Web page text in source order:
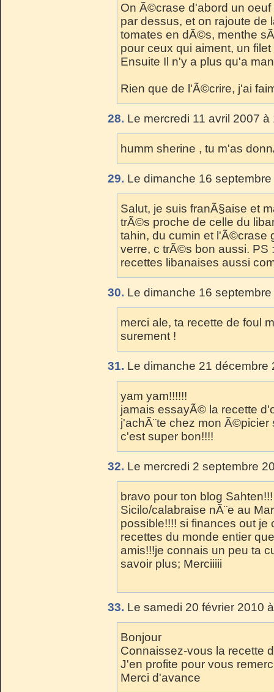
On Ã©crase d'abord un
par dessus, et on rajoute de
tomates en dÃ©s, menthe
pour ceux qui aiment, un
Ensuite Il n'y a plus qu'a
Rien que de l'Ã©crire, j'ai
28. Le mercredi 11 avril 2007
humm sherine , tu m'as
29. Le dimanche 16
Salut, je suis franÃ§aise et
trÃ©s proche de celle du
tahin, du cumin et l'Ã©crase
verre, c trÃ©s bon aussi. PS
recettes libanaises aussi
30. Le dimanche 16
merci ale, ta recette de foul
surement !
31. Le dimanche 21
yam yam!!!!!!
jamais essayÃ© la recette
j'achÃ¨te chez mon Ã©picier
c'est super bon!!!!
32. Le mercredi 2 septembre
bravo pour ton blog
Sicilo/calabraise nÃ¨e au
possible!!!! si finances out
recettes du monde entier
amis!!!je connais un peu ta
savoir plus; Merciiiii
33. Le samedi 20 février 2010
Bonjour
Connaissez-vous la recette
J'en profite pour vous
Merci d'avance